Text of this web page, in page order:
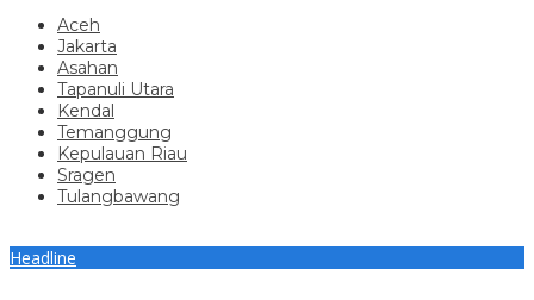
Aceh
Jakarta
Asahan
Tapanuli Utara
Kendal
Temanggung
Kepulauan Riau
Sragen
Tulangbawang
Headline